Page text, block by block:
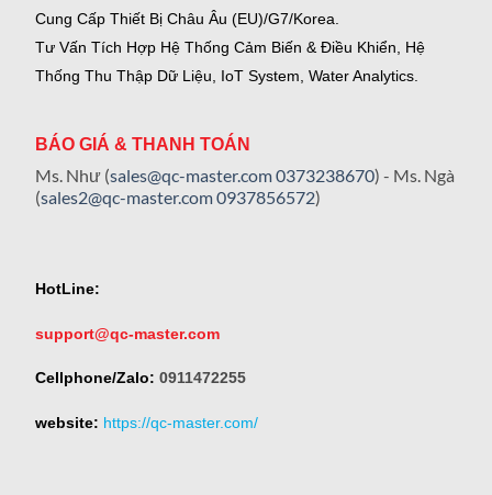
Cung Cấp Thiết Bị Châu Âu (EU)/G7/Korea.
Tư Vấn Tích Hợp Hệ Thống Cảm Biến & Điều Khiển, Hệ
Thống Thu Thập Dữ Liệu, IoT System, Water Analytics.
BÁO GIÁ & THANH TOÁN
Ms. Như (sales@qc-master.com0373238670) - Ms. Ngà
(sales2@qc-master.com0937856572)
HotLine:
support@qc-master.com
Cellphone/Zalo: 0911472255
website: https://qc-master.com/